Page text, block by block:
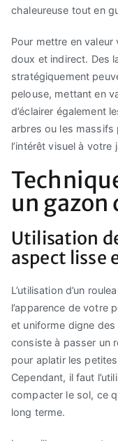
chaleureuse tout en
Pour mettre en
doux et indirect. Des
stratégiquement
pelouse, mettant en
d’éclairer également
arbres ou les massifs
l’intérêt visuel à votre
un gazon
Utilisation
aspect lisse
L’utilisation d’un
l’apparence de votre
et uniforme digne
consiste à passer un
pour aplatir les
Cependant, il faut
compacter le sol, ce
long terme.